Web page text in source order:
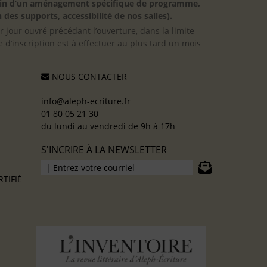
d’un aménagement spécifique de programme,
supports, accessibilité de nos salles).
jour ouvré précédant l’ouverture, dans la limite
est à effectuer au plus tard un mois
NOUS CONTACTER
info@aleph-ecriture.fr
01 80 05 21 30
du lundi au vendredi de 9h à 17h
S'INCRIRE À LA NEWSLETTER